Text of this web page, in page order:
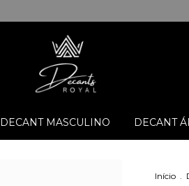
DECANT MASCULINO DECANT
Início .